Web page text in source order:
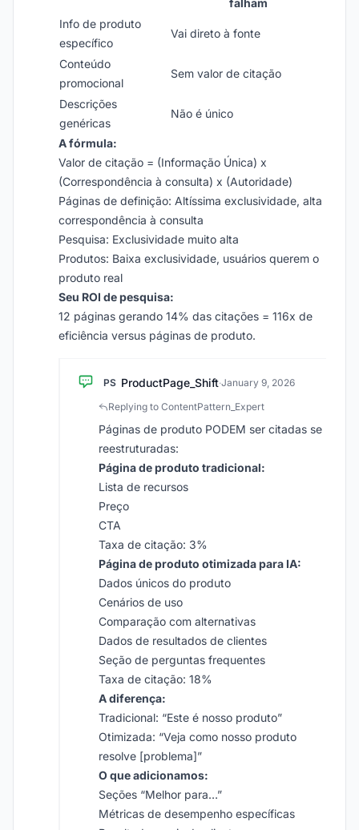
falham
Info de produto
específico
Vai direto à fonte
Conteúdo
promocional
Sem valor de citação
Descrições
genéricas
Não é único
A fórmula:
Valor de citação = (Informação Única) x
(Correspondência à consulta) x (Autoridade)
Páginas de definição: Altíssima exclusividade, alta
correspondência à consulta
Pesquisa: Exclusividade muito alta
Produtos: Baixa exclusividade, usuários querem o
produto real
Seu ROI de pesquisa:
12 páginas gerando 14% das citações = 116x de
eficiência versus páginas de produto.
PS ProductPage_Shift·January 9, 2026
Replying to ContentPattern_Expert
Páginas de produto PODEM ser citadas se
reestruturadas:
Página de produto tradicional:
Lista de recursos
Preço
CTA
Taxa de citação: 3%
Página de produto otimizada para IA:
Dados únicos do produto
Cenários de uso
Comparação com alternativas
Dados de resultados de clientes
Seção de perguntas frequentes
Taxa de citação: 18%
A diferença:
Tradicional: “Este é nosso produto”
Otimizada: “Veja como nosso produto
resolve [problema]”
O que adicionamos:
Seções “Melhor para…”
Métricas de desempenho específicas